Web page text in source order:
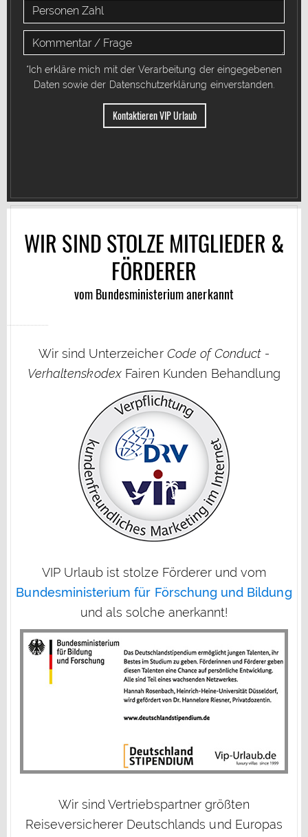
*Ich erkläre mich mit der Verarbeitung der eingegebenen
Daten sowie der Datenschutzerklärung einverstanden.
WIR SIND STOLZE MITGLIEDER &
FÖRDERER
vom Bundesministerium anerkannt
Wir sind Unterzeicher Code of Conduct -
VerhaltenskodexFairen Kunden Behandlung
VIP Urlaub ist stolze Förderer und vom
Bundesministerium für Förschung und Bildung
und als solche anerkannt!
Wir sind Vertriebspartner größten
Reiseversicherer Deutschlands und Europas